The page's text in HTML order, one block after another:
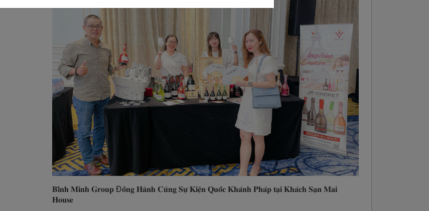
𝐁𝐢̀𝐧𝐡 𝐌𝐢𝐧𝐡 𝐆𝐫𝐨𝐮𝐩 Đ𝐨̂̀𝐧𝐠 𝐇𝐚̀𝐧𝐡 𝐂𝐮̀𝐧𝐠 𝐒𝐮̛̣ 𝐊𝐢𝐞̣̂𝐧 𝐐𝐮𝐨̂́𝐜 𝐊𝐡𝐚́𝐧𝐡 𝐏𝐡𝐚́𝐩 𝐭𝐚̣𝐢 𝐊𝐡𝐚́𝐜𝐡 𝐒𝐚̣𝐧 𝐌𝐚𝐢
𝐇𝐨𝐮𝐬𝐞